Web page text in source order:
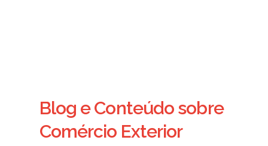
Blog e Conteúdo sobre
Comércio Exterior